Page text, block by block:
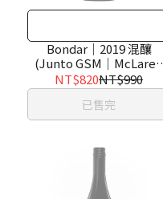
Bondar｜2019 混釀
(Junto GSM｜McLaren
Vale)
NT$820NT$990
已售完